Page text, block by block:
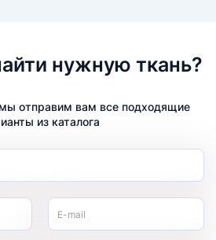
нужную ткань?
отправим вам все подходящие
из каталога
E-mail